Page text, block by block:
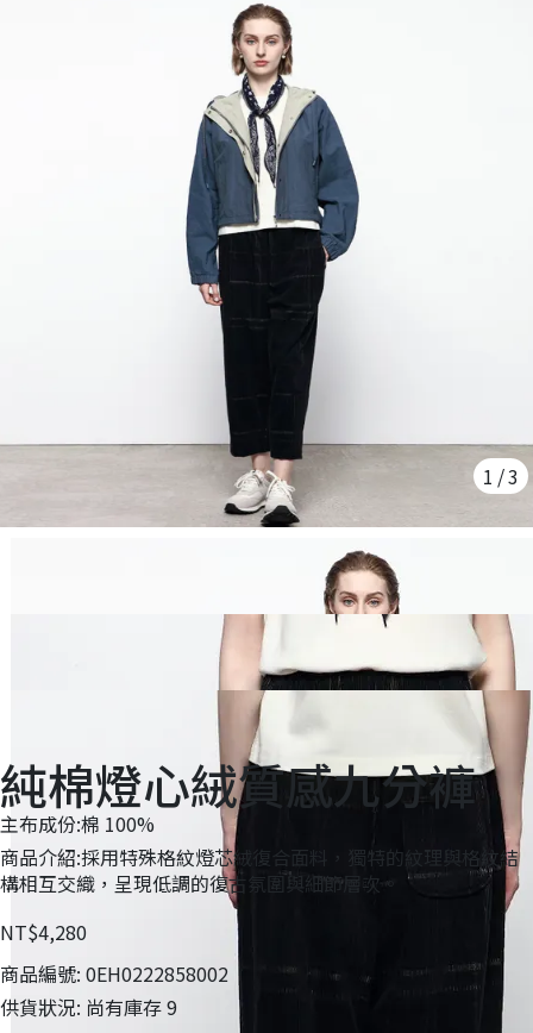
1 /3
純棉燈心絨質感九分褲
主布成份:棉 100%
商品介紹:採用特殊格紋燈芯絨復合面料，獨特的紋理與格紋結
構相互交織，呈現低調的復古氛圍與細節層次。
NT$4,280
商品編號: 0EH0222858002
供貨狀況: 尚有庫存 9